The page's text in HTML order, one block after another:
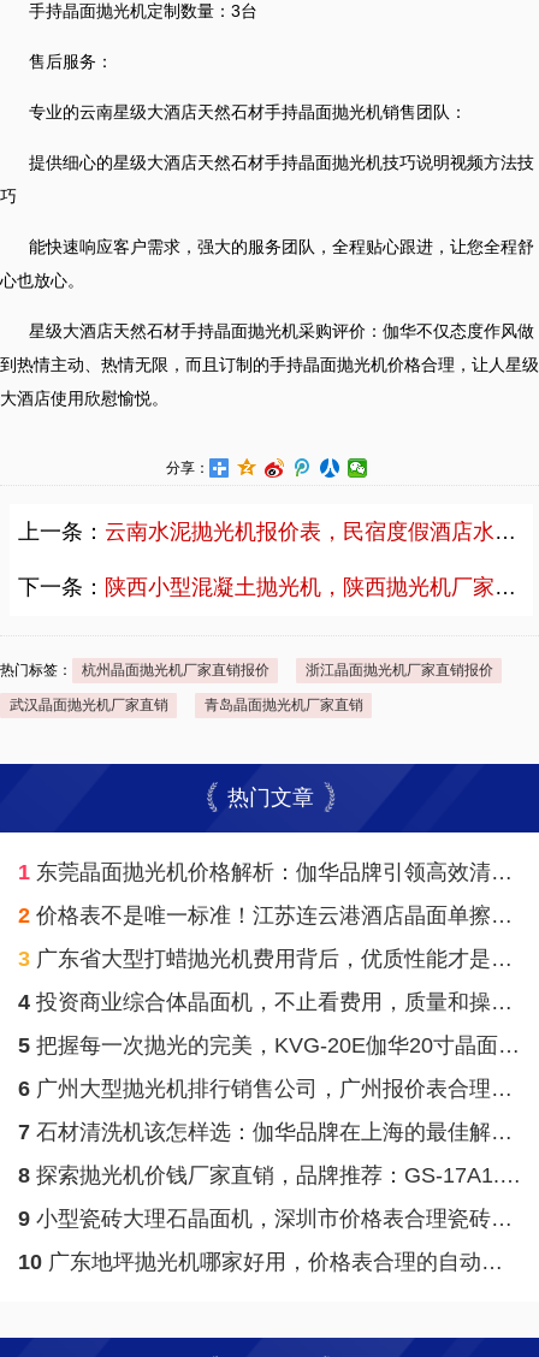
手持晶面抛光机定制数量：3台
售后服务：
专业的云南星级大酒店天然石材手持晶面抛光机销售团队：
提供细心的星级大酒店天然石材手持晶面抛光机技巧说明视频方法技
巧
能快速响应客户需求，强大的服务团队，全程贴心跟进，让您全程舒
心也放心。
星级大酒店天然石材手持晶面抛光机采购评价：伽华不仅态度作风做
到热情主动、热情无限，而且订制的手持晶面抛光机价格合理，让人星级
大酒店使用欣慰愉悦。
分享：
上一条： 云南水泥抛光机报价表，民宿度假酒店水泥地坪抛光打蜡机厂家直销案例
下一条： 陕西小型混凝土抛光机，陕西抛光机厂家直销案例
热门标签： 杭州晶面抛光机厂家直销报价 浙江晶面抛光机厂家直销报价
武汉晶面抛光机厂家直销 青岛晶面抛光机厂家直销
热门文章
1东莞晶面抛光机价格解析：伽华品牌引领高效清洁新趋势
2价格表不是唯一标准！江苏连云港酒店晶面单擦机河南的质量和操作便利才是硬道理
3广东省大型打蜡抛光机费用背后，优质性能才是长久之计！
4投资商业综合体晶面机，不止看费用，质量和操作效率才是根本
5把握每一次抛光的完美，KVG-20E伽华20寸晶面机是你的首选！
6广州大型抛光机排行销售公司，广州报价表合理门口地面晶面抛光机
7石材清洗机该怎样选：伽华品牌在上海的最佳解决方案
8探索抛光机价钱厂家直销，品牌推荐：GS-17A1.5HP多功能单刷机
9小型瓷砖大理石晶面机，深圳市价格表合理瓷砖大理石地板翻新晶面机
10广东地坪抛光机哪家好用，价格表合理的自动高速抛光机